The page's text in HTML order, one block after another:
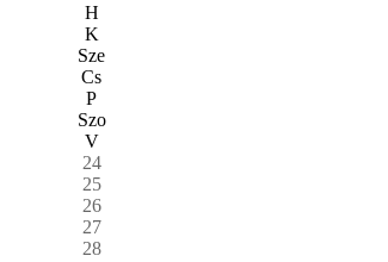
H
K
Sze
Cs
P
Szo
V
24
25
26
27
28